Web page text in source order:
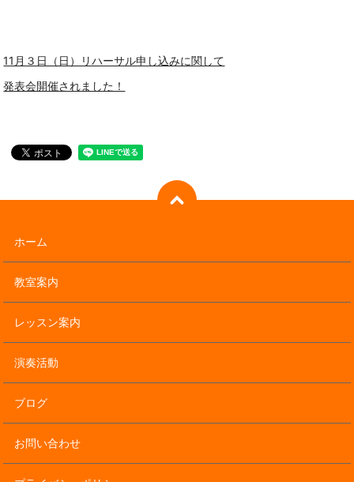
11月３日（日）リハーサル申し込みに関して
発表会開催されました！
ホーム
教室案内
レッスン案内
演奏活動
ブログ
お問い合わせ